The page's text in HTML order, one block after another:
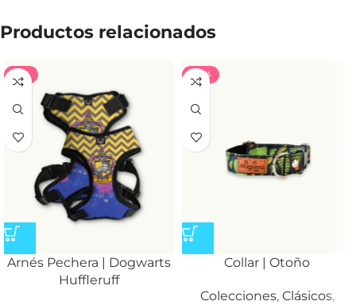
Productos relacionados
-71%
Arnés Pechera | Dogwarts
Huffleruff
-40%
Collar | Otoño
Colecciones, Clásicos,